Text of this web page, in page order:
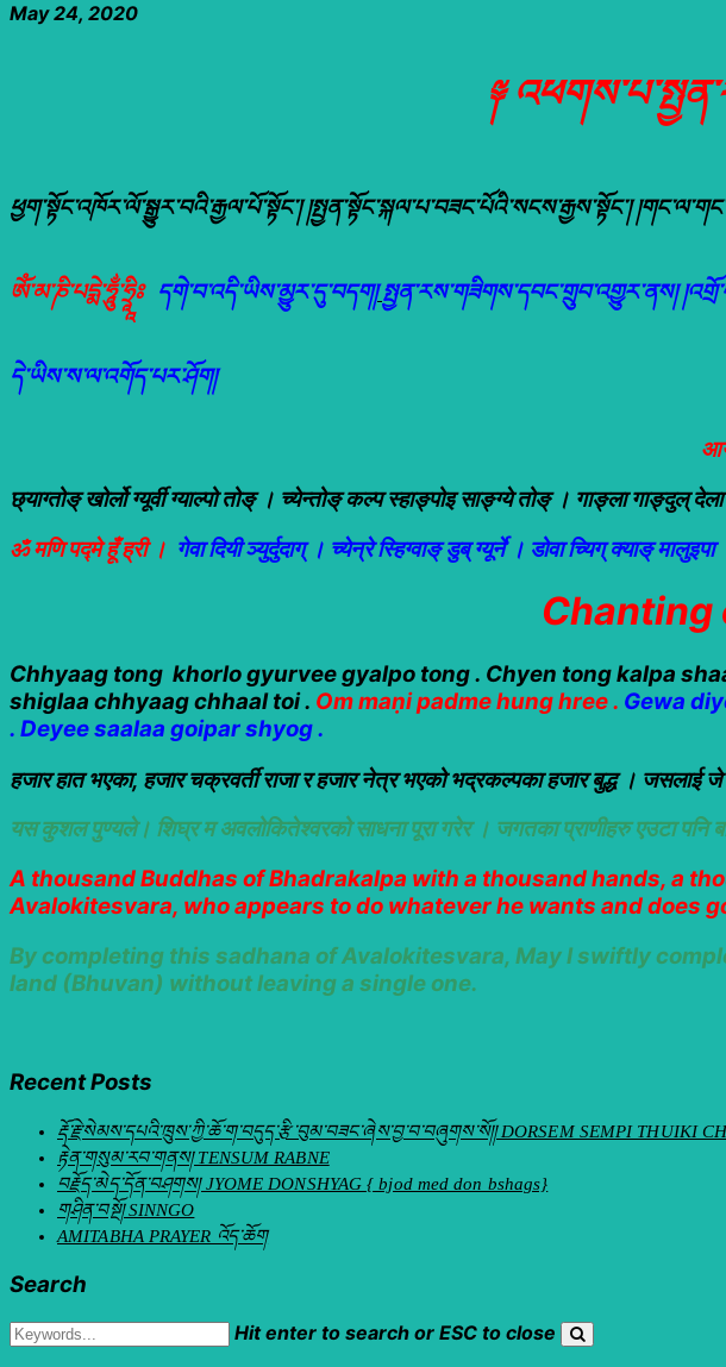
May 24, 2020
༈
ཕྱག་སྟོང་འཁོར་ལོ་སྒྱུར་བའི་རྒྱལ་པོ་སྟོང་། །སྤྱན་སྟོང་སྐལ་པ་བཟང་པོའི་སངས་རྒྱས་སྟོང་།
ཨོཾ་མ་ཎི་པདྨེ་ཧཱུྂ་ཧྲཱཱིཿ དགེ་བ་འདི་ཡིས་མྱུར་དུ་བདག། སྤྱན་རས་གཟིགས་དབང་གྲུབ་འགྱུར་ནས། །
དེ་ཡིས་ས་ལ་འགོད་པར་ཤོག།
छ्याग्तोङ् खोर्लो ग्यूर्वी ग्याल्पो तोङ् । च्येन्तोङ् कल्प स्हाङ्पोइ साङ्ग्ये तोङ् । गाङ्ला गाङ्दुल् देला
ॐ मणि पद्मे हूँ ह्री । गेवा दियी ञ्युर्दुदाग् । च्येन्रे स्हिग्वाङ् डुब् ग्यूर्ने । डोवा च्यिग् क्याङ्
Chanting
Chhyaag tong khorlo gyurvee gyalpo tong . Chyen tong kalpa
shiglaa chhyaag chhaal toi . Om maṇi padme hung hree . Gewa
. Deyee saalaa goipar shyog .
हजार हात भएका, हजार चक्रवर्ती राजा र हजार नेत्र भएको भद्रकल्पका हजार बुद्ध । जसलाई
यस कुशल पुण्यले। शिघ्र म अवलोकितेश्वरको साधना पूरा गरेर । जगतका प्राणीहरु एउटा
A thousand Buddhas of Bhadrakalpa with a thousand hands, a
Avalokitesvara, who appears to do whatever he wants and does
By completing this sadhana of Avalokitesvara, May I swiftly
land (Bhuvan) without leaving a single one.
Recent Posts
རྡོ་རྗེ་སེམས་དཔའི་ཁྲུས་ཀྱི་ཆོ་ག་བདུད་རྩི་བུམ་བཟང་ཞེས་བྱ་བ་བཞུགས་སོ།། DORSEM SEMPI THUIKI
རྟེན་གསུམ་རབ་གནས། TENSUM RABNE
བརྗོད་མེད་དོན་བཤགས། JYOME DONSHYAG { bjod med don bshags}
གཤིན་བསྔོ། SINNGO
AMITABHA PRAYER འོད་ཆོག
Search
Hit enter to search or ESC to close